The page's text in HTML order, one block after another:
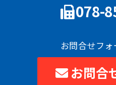
078-
お問合せフ
お問合